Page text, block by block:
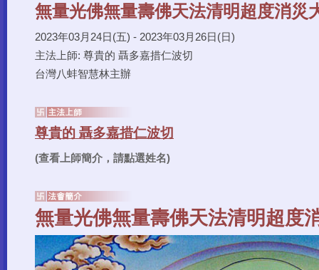
無量光佛無量壽佛天法清明超度消災
2023年03月24日(五) - 2023年03月26日(日)
主法上師: 尊貴的 聶多嘉措仁波切
台灣八蚌智慧林主辦
(查看上師簡介，請點選姓名)